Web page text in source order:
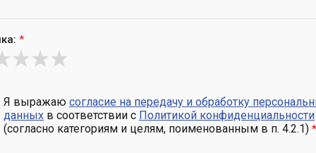
*
Я выражаю согласие на передачу и обработку
данных в соответствии с Политикой конфиденциальности
(согласно категориям и целям, поименованным в п. 4.2.1) *